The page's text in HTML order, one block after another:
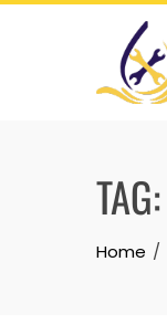
Skip
TAG:
Home